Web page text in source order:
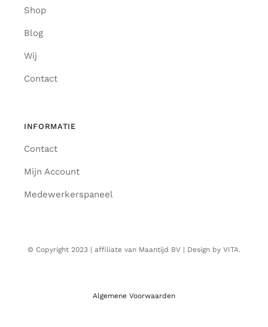
Shop
Blog
Wij
Contact
INFORMATIE
Contact
Mijn Account
Medewerkerspaneel
© Copyright 2023 | affiliate van Maantijd BV | Design by VITA.
Algemene Voorwaarden